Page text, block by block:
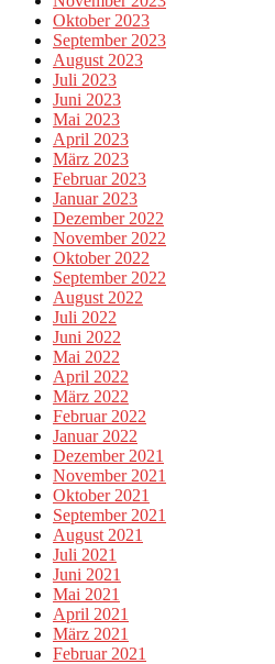
Oktober 2023
September 2023
August 2023
Juli 2023
Juni 2023
Mai 2023
April 2023
März 2023
Februar 2023
Januar 2023
Dezember 2022
November 2022
Oktober 2022
September 2022
August 2022
Juli 2022
Juni 2022
Mai 2022
April 2022
März 2022
Februar 2022
Januar 2022
Dezember 2021
November 2021
Oktober 2021
September 2021
August 2021
Juli 2021
Juni 2021
Mai 2021
April 2021
März 2021
Februar 2021